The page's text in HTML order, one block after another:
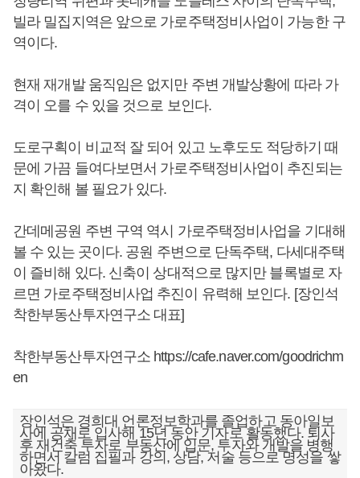
빌라 밀집지역은 앞으로 가로주택정비사업이 가능한 구
역이다.
현재 재개발 움직임은 없지만 주변 개발상황에 따라 가
격이 오를 수 있을 것으로 보인다.
도로구획이 비교적 잘 되어 있고 노후도도 적당하기 때
문에 가끔 들여다보면서 가로주택정비사업이 추진되는
지 확인해 볼 필요가 있다.
간데메공원 주변 구역 역시 가로주택정비사업을 기대해
볼 수 있는 곳이다. 공원 주변으로 단독주택, 다세대주택
이 즐비해 있다. 신축이 상대적으로 많지만 블록별로 자
르면 가로주택정비사업 추진이 유력해 보인다. [장인석
착한부동산투자연구소 대표]
착한부동산투자연구소 https://cafe.naver.com/goodrichm
en
장인석은 경희대 언론정보학과를 졸업하고 동아일보
사에 공채로 입사해 15년 동안 기자로 활동했다. 퇴사
후 재건축 투자로 부동산에 입문, 투자와 개발을 병행
하면서 칼럼 집필과 강의, 상담, 저술 등으로 명성을 쌓
아왔다.